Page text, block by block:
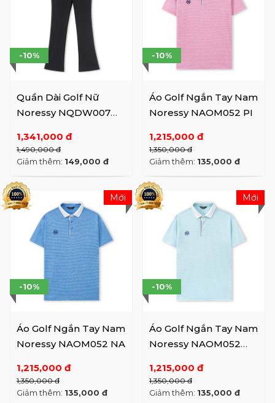
Quần Dài Golf Nữ
Noressy NQDW007
1,341,000 đ
1,490,000 đ
-10%
Giảm thêm: 149,000 đ
Áo Golf Ngắn Tay Nam
Noressy NAOM052 PI
1,215,000 đ
1,350,000 đ
-10%
Giảm thêm: 135,000 đ
Áo Golf Ngắn Tay Nam
Noressy NAOM052 NA
1,215,000 đ
1,350,000 đ
-10%
Giảm thêm: 135,000 đ
Mới
Áo Golf Ngắn Tay Nam
Noressy NAOM052
1,215,000 đ
1,350,000 đ
-10%
Giảm thêm: 135,000 đ
Mới